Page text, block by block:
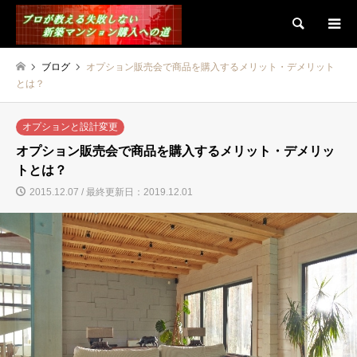
検索
ブログ
オプション販売会で商品を購入するメリット・デメリット
とは？
オプションと設計変更
オプション販売会で商品を購入するメリット・デメリッ
トとは？
2015.12.07 / 最終更新日：2019.12.01